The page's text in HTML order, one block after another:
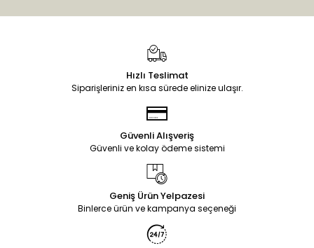
Hızlı Teslimat
Siparişleriniz en kısa sürede elinize ulaşır.
Güvenli Alışveriş
Güvenli ve kolay ödeme sistemi
Geniş Ürün Yelpazesi
Binlerce ürün ve kampanya seçeneği